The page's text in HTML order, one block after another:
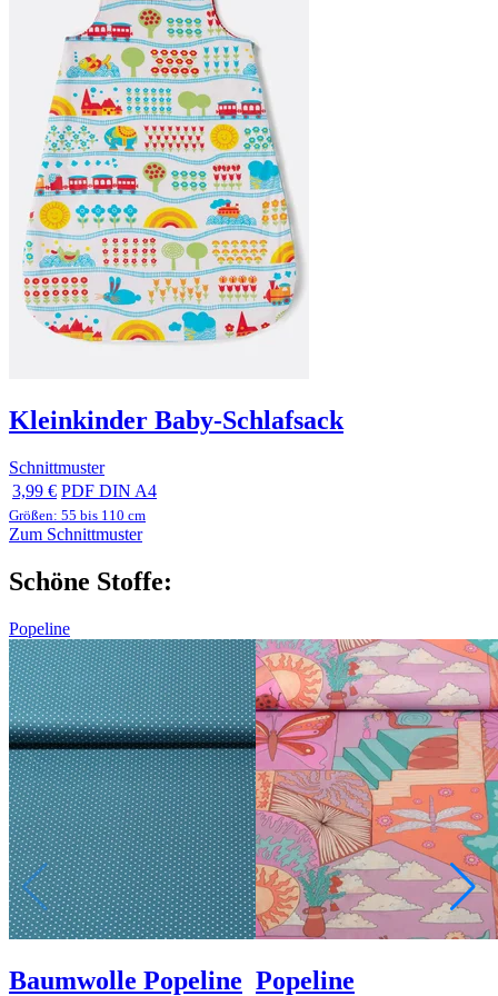
Kleinkinder Baby-Schlafsack
Schnittmuster
3,99 € PDF DIN A4
Größen: 55 bis 110 cm
Zum Schnittmuster
Schöne Stoffe:
Popeline
Baumwolle Popeline Popeline